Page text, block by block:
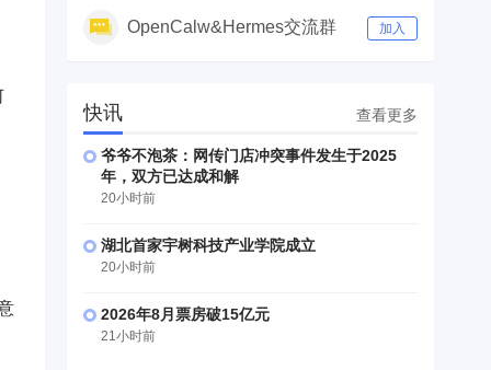
OpenCalw&Hermes交流群 加入
快讯 查看更多
爷爷不泡茶：网传门店冲突事件发生于2025
年，双方已达成和解
20小时前
湖北首家宇树科技产业学院成立
20小时前
2026年8月票房破15亿元
21小时前